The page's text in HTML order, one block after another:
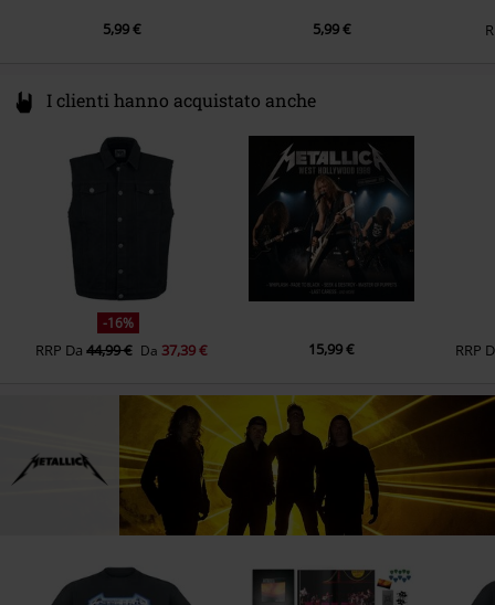
5,99 € 5,99 €
I clienti hanno acquistato anche
-16%
RRP Da44,99 € Da37,39 € 15,99 € RRP